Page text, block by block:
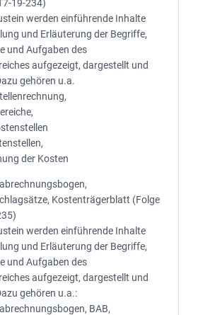
19-234)
werden einführende Inhalte
und Erläuterung der Begriffe,
und Aufgaben des
aufgezeigt, dargestellt und
gehören u.a.
der Kosten
Kostenträgerblatt (Folge
werden einführende Inhalte
und Erläuterung der Begriffe,
und Aufgaben des
aufgezeigt, dargestellt und
gehören u.a.:
BAB,